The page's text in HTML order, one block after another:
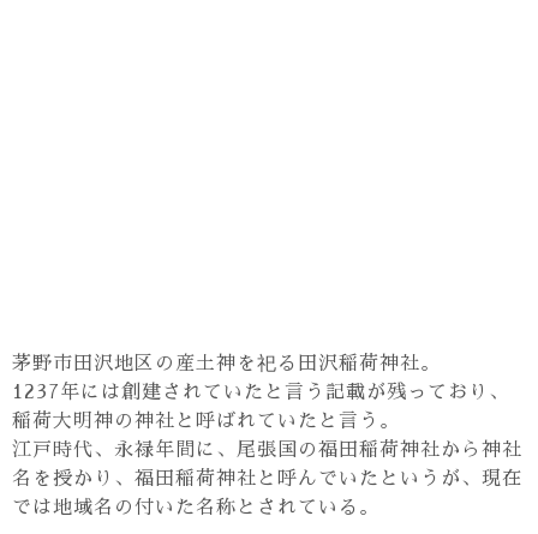
茅野市田沢地区の産土神を祀る田沢稲荷神社。
1237年には創建されていたと言う記載が残っており、
稲荷大明神の神社と呼ばれていたと言う。
江戸時代、永禄年間に、尾張国の福田稲荷神社から神社
名を授かり、福田稲荷神社と呼んでいたというが、現在
では地域名の付いた名称とされている。